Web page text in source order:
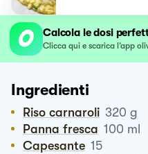
Calcola le dosi
Clicca qui e scarica l’app
Ingredienti
Riso carnaroli 320 g
Panna fresca 100 ml
Capesante 15